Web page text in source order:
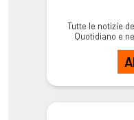
Tutte le notizie
Quotidiano e